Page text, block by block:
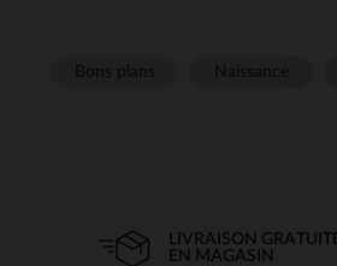
LIVRAISON
EN MAGASIN